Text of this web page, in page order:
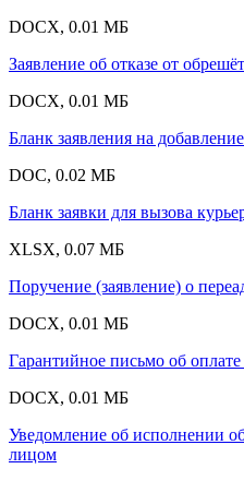
DOCX, 0.01 МБ
Заявление об отказе от
DOCX, 0.01 МБ
Бланк заявления на
DOC, 0.02 МБ
Бланк заявки для вызова
XLSX, 0.07 МБ
Поручение (заявление) о
DOCX, 0.01 МБ
Гарантийное письмо об
DOCX, 0.01 МБ
Уведомление об исполнении
лицом